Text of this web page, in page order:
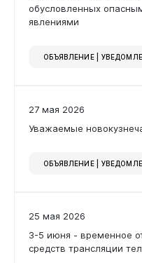
Документы
Виртуальная
обусловленных
явлениями
ОБЪЯВЛЕНИЕ |
27 мая 2026
Уважаемые
ОБЪЯВЛЕНИЕ |
25 мая 2026
3-5 июня - временное
средств трансляции